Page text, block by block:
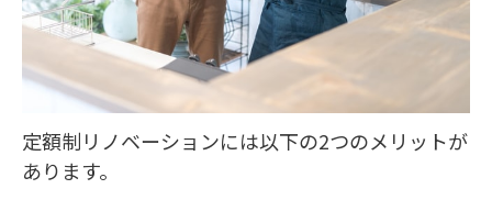
定額制リノベーションには以下の2つのメリットが
あります。